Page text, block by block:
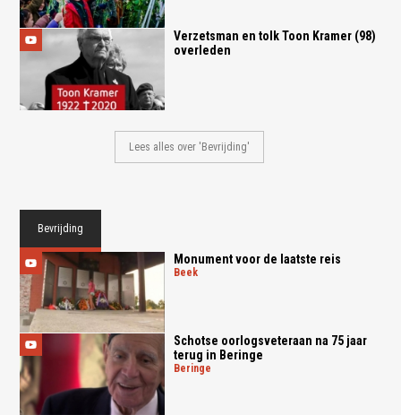
Verzetsman en tolk Toon Kramer (98)
overleden
Lees alles over 'Bevrijding'
Bevrijding
Monument voor de laatste reis
beek
Schotse oorlogsveteraan na 75 jaar
terug in Beringe
beringe